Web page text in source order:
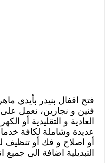
فتح اقفال بنيدر بأيدي
فنين و نجارين، نعمل
العادية و التقليدية أو
عديدة وشاملة لكافة
أو اصلاح و فك أو تنظيف
التبديلية اضافة الى